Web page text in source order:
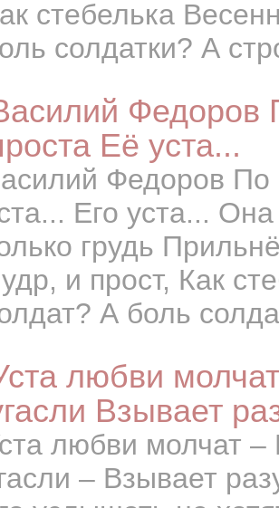
стебелька
солдатки? А
Федоров
Её уста...
Федоров По
Его уста...
грудь
и прост, Как
А боль
любви
Взывает
любви молчат
– Взывает